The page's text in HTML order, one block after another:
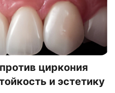
циркония
и эстетику